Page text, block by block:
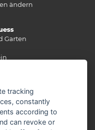
ändern
Garten
tracking
constantly
according to
can revoke or